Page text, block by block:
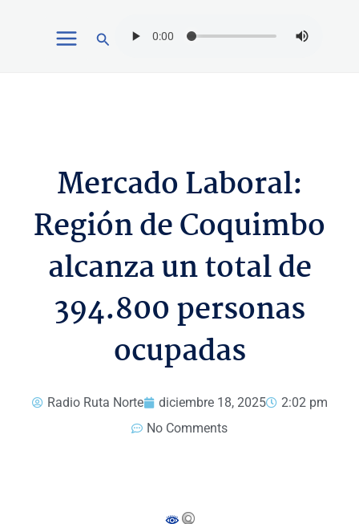
Buscar
Mercado Laboral:
Región de Coquimbo
alcanza un total de
394.800 personas
ocupadas
Radio Ruta Norte diciembre 18, 2025
2:02 pm
No Comments